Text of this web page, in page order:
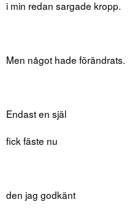
i min redan sargade kropp.
Men något hade förändrats.
Endast en själ
fick fäste nu
den jag godkänt